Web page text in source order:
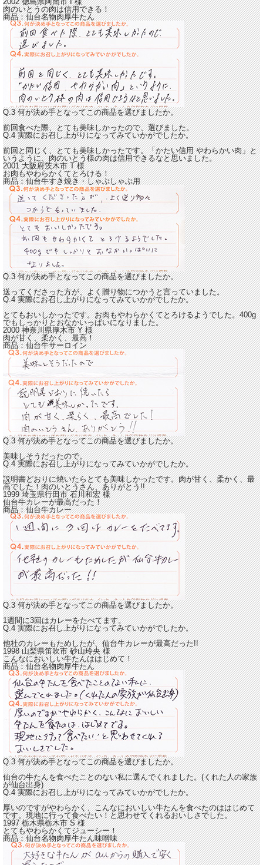
肉のいとうの肉は信用できる！
商品：仙台名物肉厚牛たん
Q.3 何が決め手となってこの商品を選びましたか。
前回食べた際、とても美味しかったので、選びました。
Q.4 実際にお召し上がりになってみていかがでしたか。
前回と同じく、とても美味しかったです。「かたい信用 やわらかい肉」と
いうように、肉のいとう様の肉は信用できるなと思いました。
2001 大阪府茨木市T様
お肉もやわらかくてとろける！
商品：仙台牛すき焼き・しゃぶしゃぶ用
Q.3 何が決め手となってこの商品を選びましたか。
送ってくださった方が、よく贈り物につかうと言っていました。
Q.4 実際にお召し上がりになってみていかがでしたか。
とてもおいしかったです。お肉もやわらかくてとろけるようでした。400g
でもしっかりとおなかいっぱいになりました。
2000 神奈川県厚木市Y様
肉が甘く、柔かく、最高！
商品：仙台牛サーロイン
Q.3 何が決め手となってこの商品を選びましたか。
美味しそうだったので。
Q.4 実際にお召し上がりになってみていかがでしたか。
説明書どおりに焼いたらとても美味しかったです。肉が甘く、柔かく、最
高でした！肉のいとうさん、ありがとう!!
1999 埼玉県行田市石川和宏様
仙台牛カレーが最高だった！
商品：仙台牛カレー
Q.3 何が決め手となってこの商品を選びましたか。
1週間に3回はカレーをたべてます。
Q.4 実際にお召し上がりになってみていかがでしたか。
他社のカレーもためしたが、仙台牛カレーが最高だった!!
1998 山梨県笛吹市砂山玲央様
こんなにおいしい牛たんははじめて！
商品：仙台名物肉厚牛たん
Q.3 何が決め手となってこの商品を選びましたか。
仙台の牛たんを食べたことのない私に選んでくれました。(くれた人の家族
が仙台出身)
Q.4 実際にお召し上がりになってみていかがでしたか。
厚いのですがやわらかく、こんなにおいしい牛たんを食べたのははじめて
です。現地に行って食べたい！と思わせてくれるおいしさでした。
1997 栃木県栃木市S様
とてもやわらかくてジューシー！
商品：仙台名物肉厚牛たん味噌味